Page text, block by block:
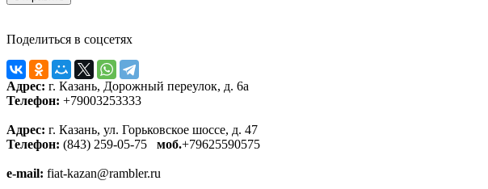
Поделиться в соцсетях
Адрес: г. Казань, Дорожный переулок, д. 6а
Телефон: +79003253333
Адрес: г. Казань, ул. Горьковское шоссе, д. 47
Телефон: (843) 259-05-75 моб.+79625590575
e-mail: fiat-kazan@rambler.ru